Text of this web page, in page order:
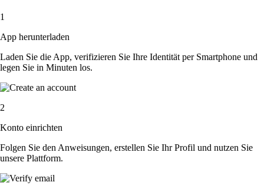
1
App herunterladen
Laden Sie die App, verifizieren Sie Ihre Identität per Smartphone und
legen Sie in Minuten los.
2
Konto einrichten
Folgen Sie den Anweisungen, erstellen Sie Ihr Profil und nutzen Sie
unsere Plattform.